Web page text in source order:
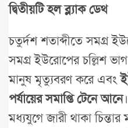
দ্বিতীয়টি হল ব্ল্যাক ডেথ
চতুর্দশ শতাব্দীতে সমগ্র
সমগ্র ইউরোপের চল্লিশ
মানুষ মৃত্যুবরণ করে এবং
পর্যায়ের সমাপ্তি টেনে আনে
মধ্যযুগে জারী থাকা